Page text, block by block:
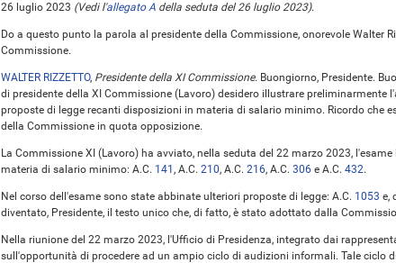
26 luglio 2023 (Vedi l'allegato A della seduta del 26 luglio 2023).
Do a questo punto la parola al presidente della Commissione, onorevole Walter
Commissione.
WALTER RIZZETTO, Presidente della XI Commissione. Buongiorno, Presidente.
di presidente della XI Commissione (Lavoro) desidero illustrare preliminarmente
proposte di legge recanti disposizioni in materia di salario minimo. Ricordo che
della Commissione in quota opposizione.
La Commissione XI (Lavoro) ha avviato, nella seduta del 22 marzo 2023,
materia di salario minimo: A.C. 141 ​, A.C. 210​, A.C. 216​, A.C. 306 ​ e A.C. 432​.
Nel corso dell'esame sono state abbinate ulteriori proposte di legge: A.C. 1053
diventato, Presidente, il testo unico che, di fatto, è stato adottato dalla
Nella riunione del 22 marzo 2023, l'Ufficio di Presidenza, integrato dai
sull'opportunità di procedere ad un ampio ciclo di audizioni informali. Tale ciclo